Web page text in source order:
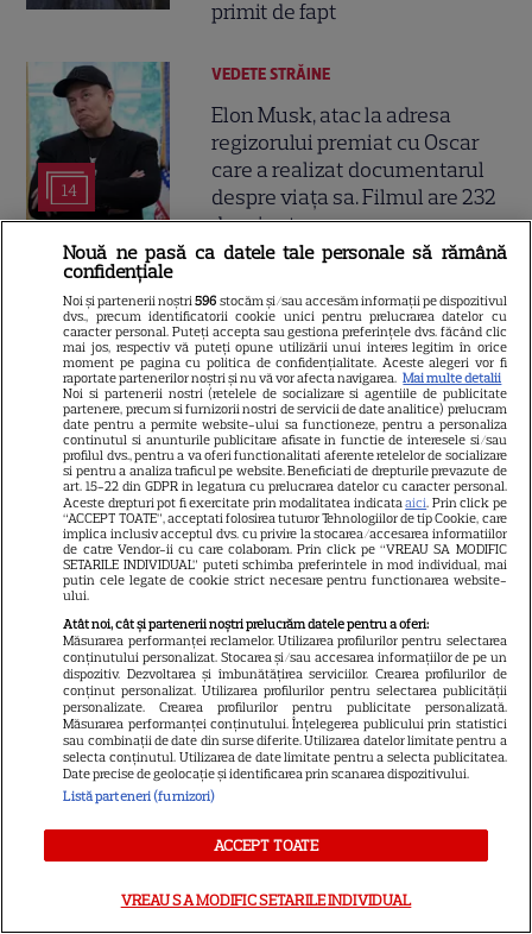
primit de fapt
14
VEDETE STRĂINE
Elon Musk, atac la adresa
regizorului premiat cu Oscar
care a realizat documentarul
despre viața sa. Filmul are 232
de minute
3
Marvel are un nou Black
Panther. David Jonsson preia
moștenirea lui Chadwick
Boseman
7
VEDETE STRĂINE
Ryan Gosling este noul Ghost
Rider din Universul Marvel.
Anunțul făcut la Comic-Con i-
DISNEY PLUS
„Diavolul se îmbracă de la
Prada 2” s-a lansat pe Disney+.
Meryl Streep și Anne
Hathaway revin la revista
Runway
VEDETE STRĂINE
Nouă ne pasă ca datele tale personale să rămână
confidențiale
Noi și partenerii noștri596 stocăm și/sau accesăm informații pe dispozitivul
dvs., precum identificatorii cookie unici pentru prelucrarea datelor cu
caracter personal. Puteți accepta sau gestiona preferințele dvs. făcând clic
mai jos, respectiv vă puteți opune utilizării unui interes legitim în orice
moment pe pagina cu politica de confidențialitate. Aceste alegeri vor fi
raportate partenerilor noștri și nu vă vor afecta navigarea. Mai multe detalii
Noi si partenerii nostri (retelele de socializare si agentiile de publicitate
partenere, precum si furnizorii nostri de servicii de date analitice) prelucram
date pentru a permite website-ului sa functioneze, pentru a personaliza
continutul si anunturile publicitare afisate in functie de interesele si/sau
profilul dvs., pentru a va oferi functionalitati aferente retelelor de socializare
si pentru a analiza traficul pe website. Beneficiati de drepturile prevazute de
art. 15-22 din GDPR in legatura cu prelucrarea datelor cu caracter personal.
Aceste drepturi pot fi exercitate prin modalitatea indicataaici. Prin click pe
“ACCEPT TOATE”, acceptati folosirea tuturor Tehnologiilor de tip Cookie, care
implica inclusiv acceptul dvs. cu privire la stocarea/accesarea informatiilor
de catre Vendor-ii cu care colaboram. Prin click pe “VREAU SA MODIFIC
SETARILE INDIVIDUAL” puteti schimba preferintele in mod individual, mai
putin cele legate de cookie strict necesare pentru functionarea website-
ului.
Atât noi, cât și partenerii noștri prelucrăm datele pentru a oferi:
Măsurarea performanței reclamelor. Utilizarea profilurilor pentru selectarea
conținutului personalizat. Stocarea și/sau accesarea informațiilor de pe un
dispozitiv. Dezvoltarea și îmbunătățirea serviciilor. Crearea profilurilor de
conținut personalizat. Utilizarea profilurilor pentru selectarea publicității
personalizate. Crearea profilurilor pentru publicitate personalizată.
Măsurarea performanței conținutului. Înțelegerea publicului prin statistici
sau combinații de date din surse diferite. Utilizarea datelor limitate pentru a
selecta conținutul. Utilizarea de date limitate pentru a selecta publicitatea.
Date precise de geolocație și identificarea prin scanarea dispozitivului.
Listă parteneri (furnizori)
ACCEPT TOATE
VREAU SA MODIFIC SETARILE INDIVIDUAL